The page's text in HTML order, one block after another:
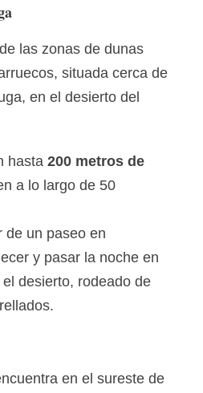
las zonas de dunas
situada cerca de
en el desierto del
hasta 200 metros de
a lo largo de 50
de un paseo en
y pasar la noche en
desierto, rodeado de
en el sureste de